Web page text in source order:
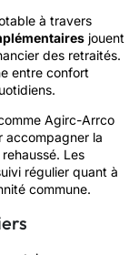
à travers
jouent
des retraités.
entre confort
Agirc-Arrco
accompagner la
Les
régulier quant à
commune.